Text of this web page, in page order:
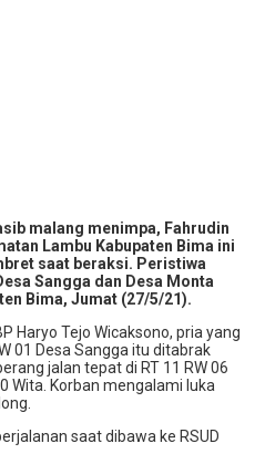
malang menimpa, Fahrudin
Lambu Kabupaten Bima ini
saat beraksi. Peristiwa
Sangga dan Desa Monta
Bima, Jumat (27/5/21).
Haryo Tejo Wicaksono, pria yang
01 Desa Sangga itu ditabrak
jalan tepat di RT 11 RW 06
Wita. Korban mengalami luka
saat dibawa ke RSUD